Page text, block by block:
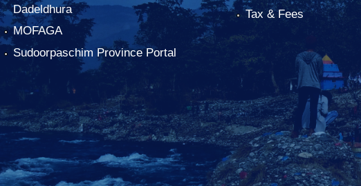
Dadeldhura
MOFAGA
Sudoorpaschim Province Portal
Tax & Fees